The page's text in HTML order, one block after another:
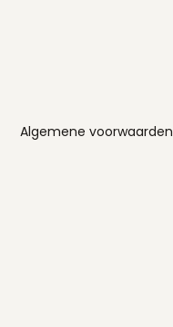
Algemene voorwaarden